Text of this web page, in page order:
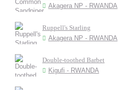
Akagera NP - RWANDA
Ruppell's Starling
Akagera NP - RWANDA
Double-toothed Barbet
Kigufi - RWANDA